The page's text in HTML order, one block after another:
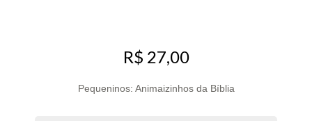
R$ 27,00
Pequeninos: Animaizinhos da Bíblia